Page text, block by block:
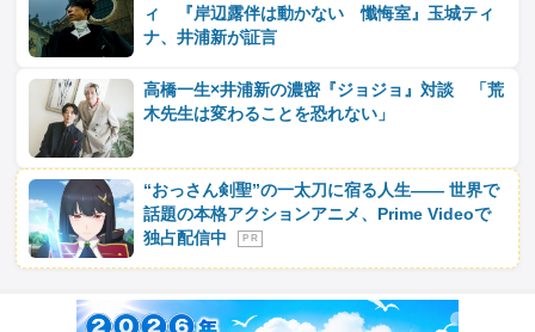
ィ 『岸辺露伴は動かない 懺悔室』玉城ティ
ナ、井浦新が証言
高橋一生×井浦新の濃密『ジョジョ』対談 「荒
木先生は変わることを恐れない」
“おっさん剣聖”の一太刀に宿る人生―― 世界で
話題の本格アクションアニメ、Prime Videoで
独占配信中
P R